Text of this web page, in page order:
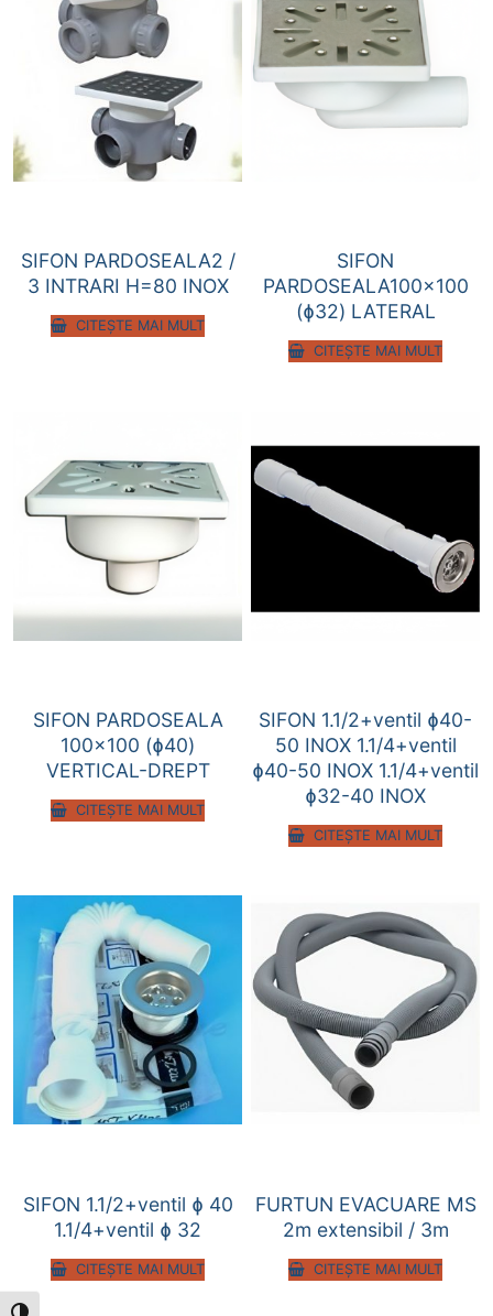
SIFON PARDOSEALA2 /
3 INTRARI H=80 INOX
CITEȘTE MAI MULT
SIFON
PARDOSEALA100x100
(ɸ32) LATERAL
CITEȘTE MAI MULT
SIFON PARDOSEALA
100×100 (ɸ40)
VERTICAL-DREPT
CITEȘTE MAI MULT
SIFON 1.1/2+ventil ɸ40-
50 INOX 1.1/4+ventil
ɸ40-50 INOX 1.1/4+ventil
ɸ32-40 INOX
CITEȘTE MAI MULT
SIFON 1.1/2+ventil ɸ 40
1.1/4+ventil ɸ 32
CITEȘTE MAI MULT
FURTUN EVACUARE MS
2m extensibil / 3m
CITEȘTE MAI MULT